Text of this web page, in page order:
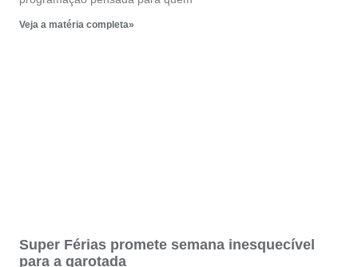
Veja a matéria completa»
Super Férias promete semana inesquecível
para a garotada